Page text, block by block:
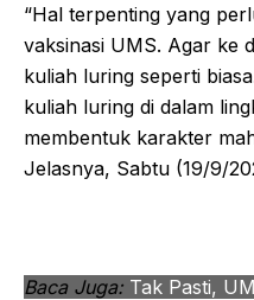
“Hal terpenting yang
vaksinasi UMS. Agar ke
kuliah luring seperti
kuliah luring di dalam
membentuk karakter
Jelasnya, Sabtu (19/9/
Baca Juga: Tak Pasti,